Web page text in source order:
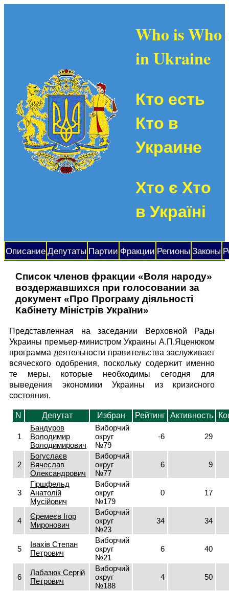
Who is Who
in Ukraine
Кто есть
Кто в
Украине
Хто є Хто
в Україні
Описание Депутаты Партии Фракции Регионы Законы
Список членов фракции «Воля народу»
воздержавшихся при голосовании за
документ «Про Програму діяльності
Кабінету Міністрів України»
Представленная на заседании Верховной Рады
Украины премьер-министром Украины А.П.Яценюком
программа деятельности правительства заслуживает
всяческого одобрения, поскольку содержит именно
те меры, которые необходимы сегодня для
выведения экономики Украины из кризисного
состояния.
N Депутат Избран Рейтинг Активность
1
Бандуров
Володимир
Володимирович
Виборчий
округ
№79
-6 29
2
Богуслаєв
Вячеслав
Олександрович
Виборчий
округ
№77
6 9
3
Гіршфельд
Анатолій
Мусійович
Виборчий
округ
№179
0 17
4
Єремеєв Ігор
Миронович
Виборчий
округ
№23
34 34
5
Івахів Степан
Петрович
Виборчий
округ
№21
6 40
6
Лабазюк Сергій
Петрович
Виборчий
округ
№188
4 50